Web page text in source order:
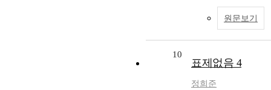
원문보기
10
표제없음 4
정희준